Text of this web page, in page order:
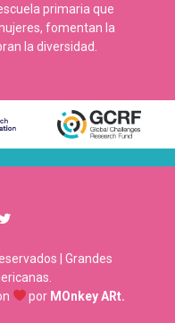
primaria que
fomentan la
la diversidad.
| Grandes
por MOnkey ARt.